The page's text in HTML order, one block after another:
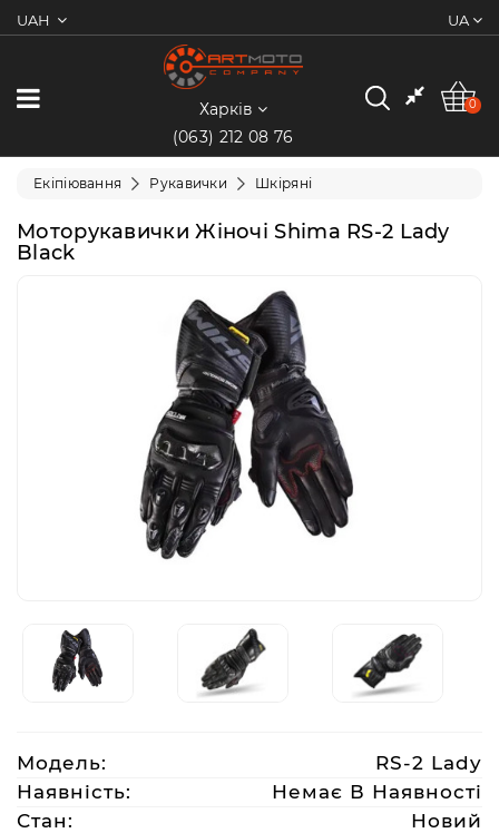
UAH UA
0
Категорії
Мотоцикли
Електротранспорт
Запчастини
Харків
(063)
212
08
Харків
(063) 212 08 76
0
Екіпіювання Рукавички Шкіряні
Моторукавички Жіночі Shima RS-2 Lady
Black
Модель:
RS-2 Lady
Наявність:
Немає В Наявності
Стан:
Новий